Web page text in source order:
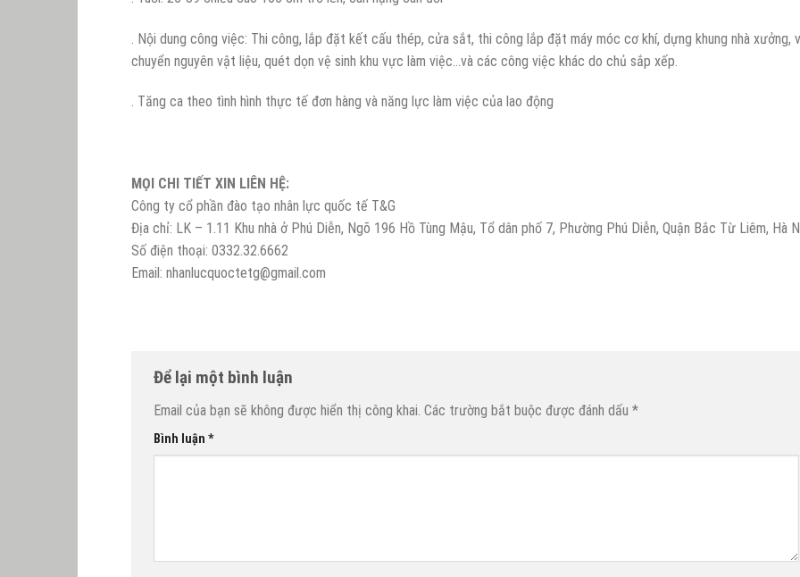
. Nội dung công việc: Thi công, lắp đặt kết cấu thép, cửa sắt, thi công lắp đặt máy móc cơ khí, dựng khung nhà xưởng,
chuyển nguyên vật liệu, quét dọn vệ sinh khu vực làm việc…và các công việc khác do chủ sắp xếp.
. Tăng ca theo tình hình thực tế đơn hàng và năng lực làm việc của lao động
MỌI CHI TIẾT XIN LIÊN HỆ:
Công ty cổ phần đào tạo nhân lực quốc tế T&G
Địa chỉ: LK – 1.11 Khu nhà ở Phú Diễn, Ngõ 196 Hồ Tùng Mậu, Tổ dân phố 7, Phường Phú Diễn, Quận Bắc Từ Liêm, Hà
Số điện thoại: 0332.32.6662
Email: nhanlucquoctetg@gmail.com
Để lại một bình luận
Email của bạn sẽ không được hiển thị công khai. Các trường bắt buộc được đánh dấu *
Bình luận *